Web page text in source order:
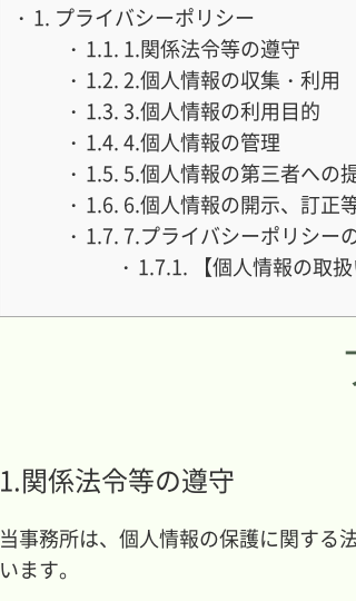
1. プライバシーポリシー
1.1. 1.関係法令等の遵守
1.2.2.個人情報の収集・利用
1.3.3.個人情報の利用目的
1.4.4.個人情報の管理
1.5.5.個人情報の第三者への
1.6. 6.個人情報の開示、訂正
1.7. 7.プライバシーポリシー
1.7.1. 【個人情報の取
1.関係法令等の遵守
当事務所は、個人情報の保護に関する
います。